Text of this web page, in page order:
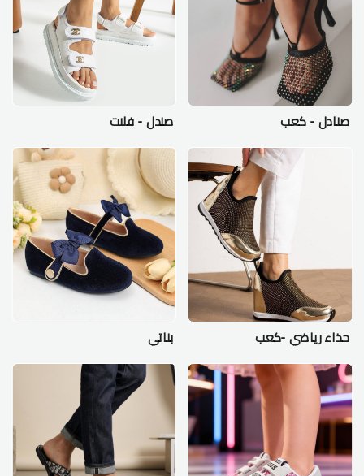
صنادل - كعب صندل - فلات
حذاء رياضي -كعب بناتي